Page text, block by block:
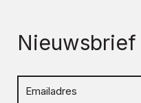
Nieuwsbrief